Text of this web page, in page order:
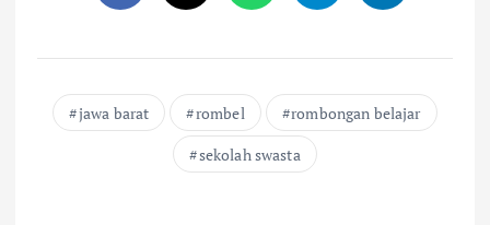
jawa barat rombel
rombongan belajar
sekolah swasta